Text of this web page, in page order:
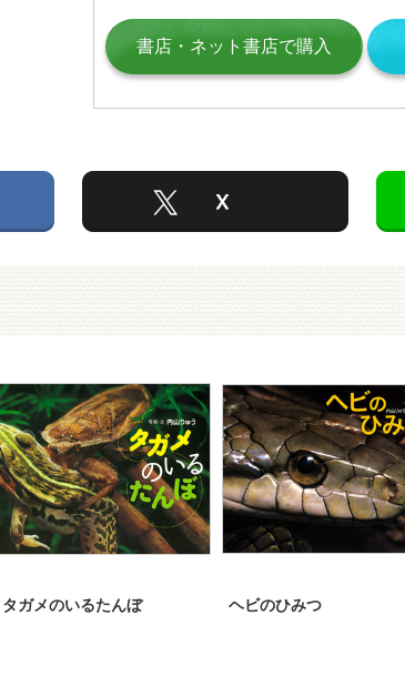
書店・ネット書店で購入
タガメのいるたんぼ ヘビのひみつ